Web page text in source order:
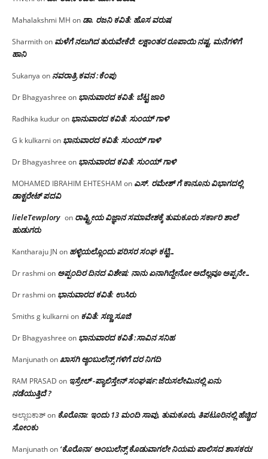
Mahalakshmi MH on ಡಾ. ರಜನಿ ಕವಿತೆ: ಹೊಸ ವರುಷ
Sharmithon ಮಳೆಗೆ ನಲುಗಿದ ತುರುವೇಕೆರೆ: ಲಕ್ಷಾಂತರ ರೂಪಾಯಿ ನಷ್ಟ, ಮನೆಗಳಿಗೆ
ಹಾನಿ
Sukanya on ನವರಾತ್ರಿ ಕವನ :ಕೆಂಪು
Dr Bhagyashree on ಭಾನುವಾರದ ಕವಿತೆ: ಬೆಟ್ಟ ಜಾರಿ
Radhika kuduron ಭಾನುವಾರದ ಕವಿತೆ: ಸುಂಯ್ ಗಾಳಿ
G k kulkarni on ಭಾನುವಾರದ ಕವಿತೆ: ಸುಂಯ್ ಗಾಳಿ
Dr Bhagyashree on ಭಾನುವಾರದ ಕವಿತೆ: ಸುಂಯ್ ಗಾಳಿ
MOHAMED IBRAHIM EHTESHAM on ಎಸ್. ರಮೇಶ್ ಗೆ ಕಾನೂನು ವಿಭಾಗದಲ್ಲಿ
ಡಾಕ್ಟರೇಟ್ ಪದವಿ
lieleTewplory on ರಾಷ್ಟ್ರೀಯ ವಿಜ್ಞಾನ ಸಮಾವೇಶಕ್ಕೆ‌ ತುಮಕೂರು ಸರ್ಕಾರಿ ಶಾಲೆ
ಹುಡುಗರು
Kantharaju JN on ಹಳ್ಳಿಯಲ್ಲೊಂದು ಪರಿಸರ ಸಂಘ ಕಟ್ಟಿ…
Dr rashmi on ಅಪ್ಪಂದಿರ ದಿನದ ವಿಶೇಷ: ನಾನು ಏನಾಗಿದ್ದೇನೋ‌ ಅದೆಲ್ಲವೂ ಅಪ್ಪನೇ…
Dr rashmi on ಭಾನುವಾರದ ಕವಿತೆ: ಉಸಿರು
Smiths g kulkarni on ಕವಿತೆ: ಸಣ್ಣ ಸೂಜಿ
Dr Bhagyashree on ಭಾನುವಾರದ ಕವಿತೆ :ಸಾವಿನ ಸನಿಹ
Manjunathonಖಾಸಗಿ ಆ್ಯಂಬುಲೆನ್ಸ್ ಗಳಿಗೆ ದರ ನಿಗದಿ
RAM PRASAD on ಇಸ್ರೇಲ್ -ಪ್ಯಾಲಿಸ್ತೇನ್ ಸಂಘರ್ಷ:ಜೆರುಸಲೇಮಿನಲ್ಲಿ ಏನು
ನಡೆಯುತ್ತಿದೆ ?
ಅಲ್ಲಾಬಕಾಶ್on ಕೊರೊನಾ: ಇಂದು 13 ಮಂದಿ ಸಾವು, ತುಮಕೂರು, ತಿಪಟೂರಿನಲ್ಲಿ ಹೆಚ್ಚಿದ
ಸೋಂಕು
Manjunathon ‘ಕೊರೊನಾ’ ಅಂಬುಲೆನ್ಸ್ ಕೊಡುವಾಗಲೇ ನಿಯಮ ಪಾಲಿಸದ ಶಾಸಕರು!